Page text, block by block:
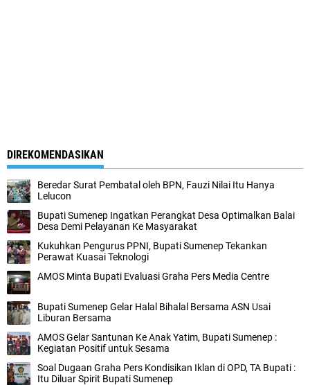
DIREKOMENDASIKAN
Beredar Surat Pembatal oleh BPN, Fauzi Nilai Itu Hanya
Lelucon
Bupati Sumenep Ingatkan Perangkat Desa Optimalkan Balai
Desa Demi Pelayanan Ke Masyarakat
Kukuhkan Pengurus PPNI, Bupati Sumenep Tekankan
Perawat Kuasai Teknologi
AMOS Minta Bupati Evaluasi Graha Pers Media Centre
Bupati Sumenep Gelar Halal Bihalal Bersama ASN Usai
Liburan Bersama
AMOS Gelar Santunan Ke Anak Yatim, Bupati Sumenep :
Kegiatan Positif untuk Sesama
Soal Dugaan Graha Pers Kondisikan Iklan di OPD, TA Bupati :
Itu Diluar Spirit Bupati Sumenep